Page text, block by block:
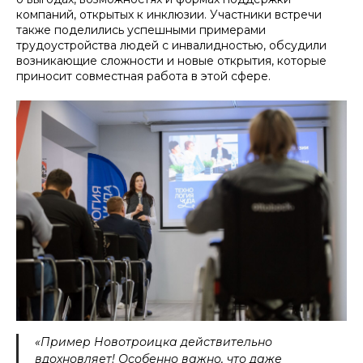
компаний, открытых к инклюзии. Участники встречи
также поделились успешными примерами
трудоустройства людей с инвалидностью, обсудили
возникающие сложности и новые открытия, которые
приносит совместная работа в этой сфере.
«Пример Новотроицка действительно
вдохновляет! Особенно важно, что даже